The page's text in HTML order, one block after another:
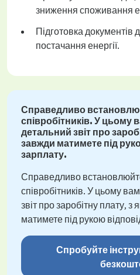
зниження споживання
Підготовка документів
постачання енергії.
Справедливо
співробітників. У
детальний звіт про
завжди матимете під
зарплату.
Справедливо
співробітників. У цьому
звіт про заробітну плату,
матимете під рукою
Спробуйте